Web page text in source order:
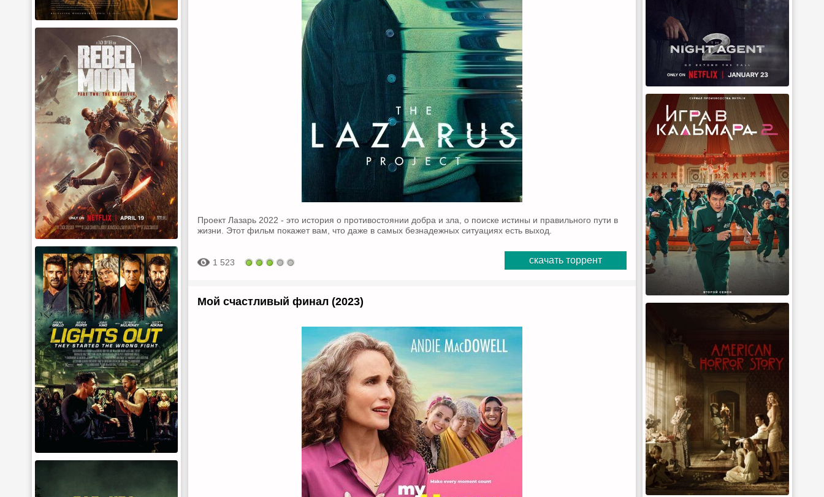
Проект Лазарь 2022 - это история о противостоянии добра и зла, о поиске истины и правильного пути в
жизни. Этот фильм покажет вам, что даже в самых безнадежных ситуациях есть выход.
1 523 скачать торрент
Мой счастливый финал (2023)